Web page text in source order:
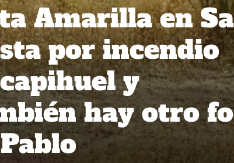
Amarilla en
por incendio
y
hay otro